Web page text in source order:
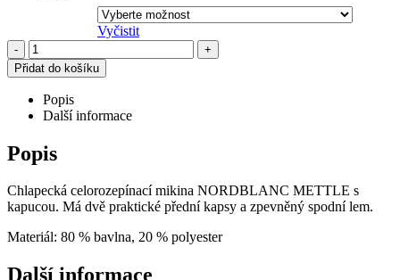
Vyčistit
-
+
Přidat do košíku
Popis
Další informace
Popis
Chlapecká celorozepínací mikina NORDBLANC METTLE s
kapucou. Má dvě praktické přední kapsy a zpevněný spodní lem.
Materiál: 80 % bavlna, 20 % polyester
Další informace